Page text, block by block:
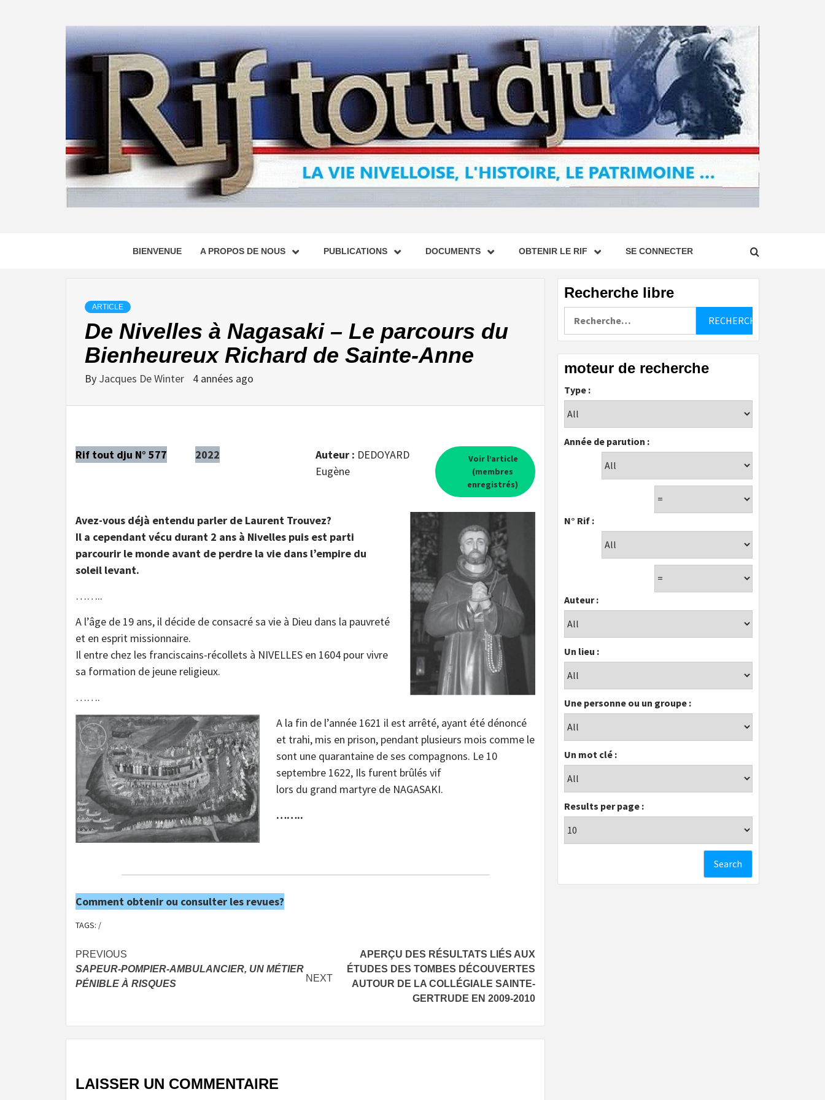
BIENVENUE A PROPOS DE NOUS PUBLICATIONS DOCUMENTS OBTENIR LE RIF SE CONNECTER
ARTICLE
De Nivelles à Nagasaki – Le parcours du
Bienheureux Richard de Sainte-Anne
By Jacques De Winter 4 années ago
Rif tout dju N° 577 2022 Auteur : DEDOYARD
Eugène
Voir l’article
(membres
enregistrés)
Avez-vous déjà entendu parler de Laurent Trouvez?
Il a cependant vécu durant 2 ans à Nivelles puis est parti
parcourir le monde avant de perdre la vie dans l’empire du
soleil levant.
……..
A l’âge de 19 ans, il décide de consacré sa vie à Dieu dans la pauvreté
et en esprit missionnaire.
Il entre chez les franciscains-récollets à NIVELLES en 1604 pour vivre
sa formation de jeune religieux.
…….
A la fin de l’année 1621 il est arrêté, ayant été dénoncé
et trahi, mis en prison, pendant plusieurs mois comme le
sont une quarantaine de ses compagnons. Le 10
septembre 1622, Ils furent brûlés vif
lors du grand martyre de NAGASAKI.
……..
Comment obtenir ou consulter les revues?
TAGS: /
Post
navigation
PREVIOUS
SAPEUR-POMPIER-AMBULANCIER, UN MÉTIER
PÉNIBLE À RISQUES
NEXT
APERÇU DES RÉSULTATS LIÉS AUX
ÉTUDES DES TOMBES DÉCOUVERTES
AUTOUR DE LA COLLÉGIALE SAINTE-
GERTRUDE EN 2009-2010
LAISSER UN COMMENTAIRE
Recherche libre
moteur de recherche
Type :
Année de parution :
N° Rif :
Auteur :
Un lieu :
Une personne ou un groupe :
Un mot clé :
Results per page :